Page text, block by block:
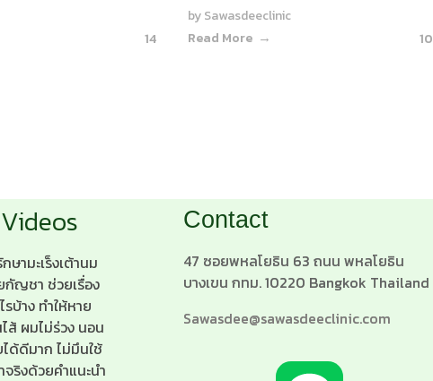
14
bySawasdeeclinic
Read More
10
Contact
47 ซอยพหลโยธิน 63 ถนน พหลโยธิน
บางเขน กทม. 10220 Bangkok Thailand
Sawasdee@sawasdeeclinic.com